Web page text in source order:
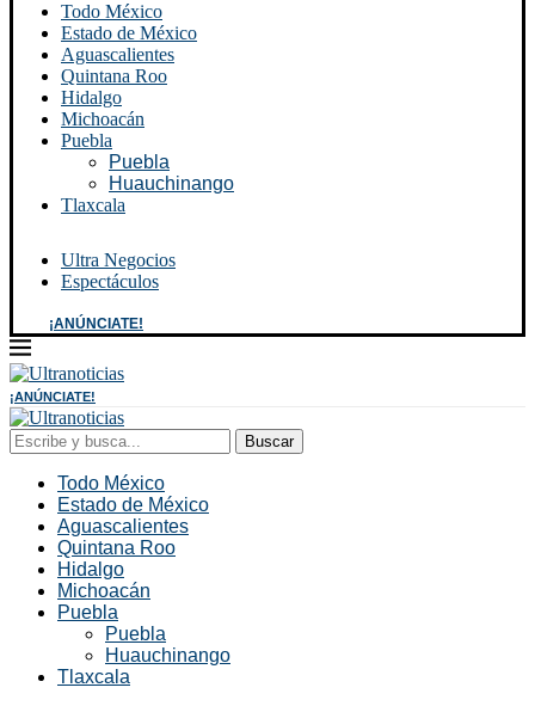
Todo México
Estado de México
Aguascalientes
Quintana Roo
Hidalgo
Michoacán
Puebla
Puebla
Huauchinango
Tlaxcala
Ultra Negocios
Espectáculos
¡ANÚNCIATE!
¡ANÚNCIATE!
Buscar
Todo México
Estado de México
Aguascalientes
Quintana Roo
Hidalgo
Michoacán
Puebla
Puebla
Huauchinango
Tlaxcala